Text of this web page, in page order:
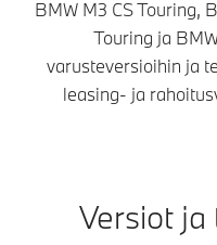
BMW M3 CS Touring,
Touring ja
varusteversioihin ja
leasing- ja
Versiot